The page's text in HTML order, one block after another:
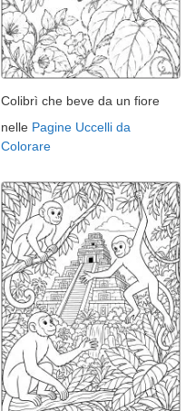
Colibrì che beve da un fiore
nelle Pagine Uccelli da
Colorare